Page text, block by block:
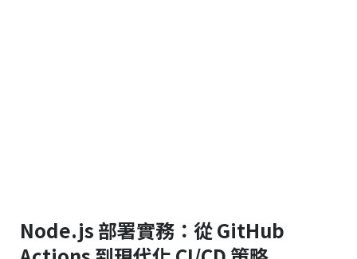
Node.js 部署實務：從 GitHub